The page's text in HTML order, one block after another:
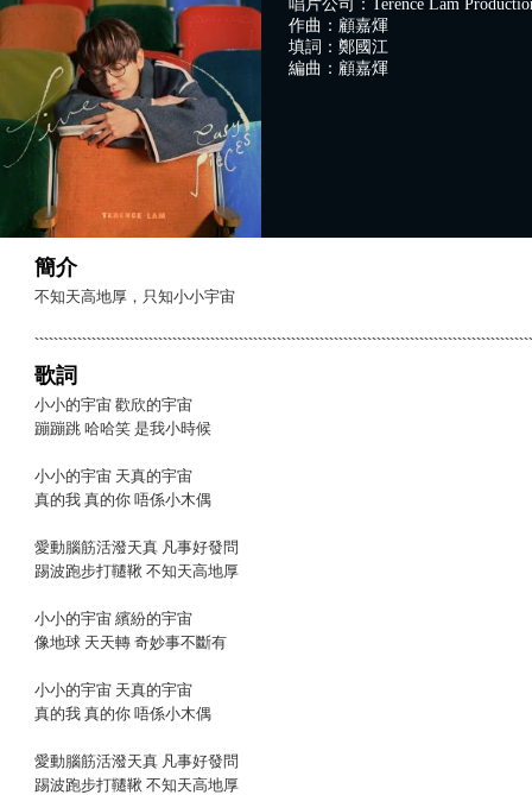
唱片公司：Terence Lam
作曲：顧嘉煇
填詞：鄭國江
編曲：顧嘉煇
簡介
不知天高地厚，只知小小宇宙
歌詞
小小的宇宙 歡欣的宇宙
蹦蹦跳 哈哈笑 是我小時候
小小的宇宙 天真的宇宙
真的我 真的你 唔係小木偶
愛動腦筋活潑天真 凡事好發問
踢波跑步打韆鞦 不知天高地厚
小小的宇宙 繽紛的宇宙
像地球 天天轉 奇妙事不斷有
小小的宇宙 天真的宇宙
真的我 真的你 唔係小木偶
愛動腦筋活潑天真 凡事好發問
踢波跑步打韆鞦 不知天高地厚